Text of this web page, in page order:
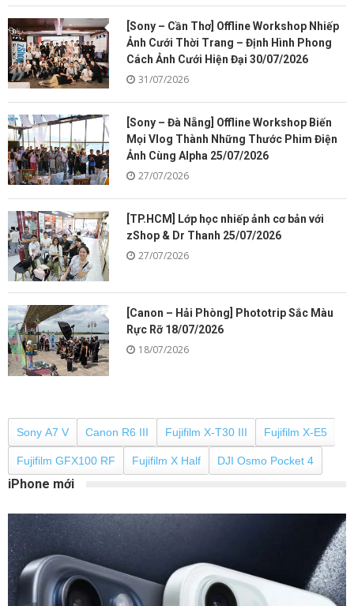
[Sony – Cần Thơ] Offline Workshop Nhiếp
Ảnh Cưới Thời Trang – Định Hình Phong
Cách Ảnh Cưới Hiện Đại 30/07/2026
31/07/2026
[Sony – Đà Nẵng] Offline Workshop Biến
Mọi Vlog Thành Những Thước Phim Điện
Ảnh Cùng Alpha 25/07/2026
27/07/2026
[TP.HCM] Lớp học nhiếp ảnh cơ bản với
zShop & Dr Thanh 25/07/2026
27/07/2026
[Canon – Hải Phòng] Phototrip Sắc Màu
Rực Rỡ 18/07/2026
18/07/2026
Sony A7 V Canon R6 III Fujifilm X-T30 III Fujifilm X-E5
Fujifilm GFX100 RF Fujifilm X Half DJI Osmo Pocket 4
iPhone mới